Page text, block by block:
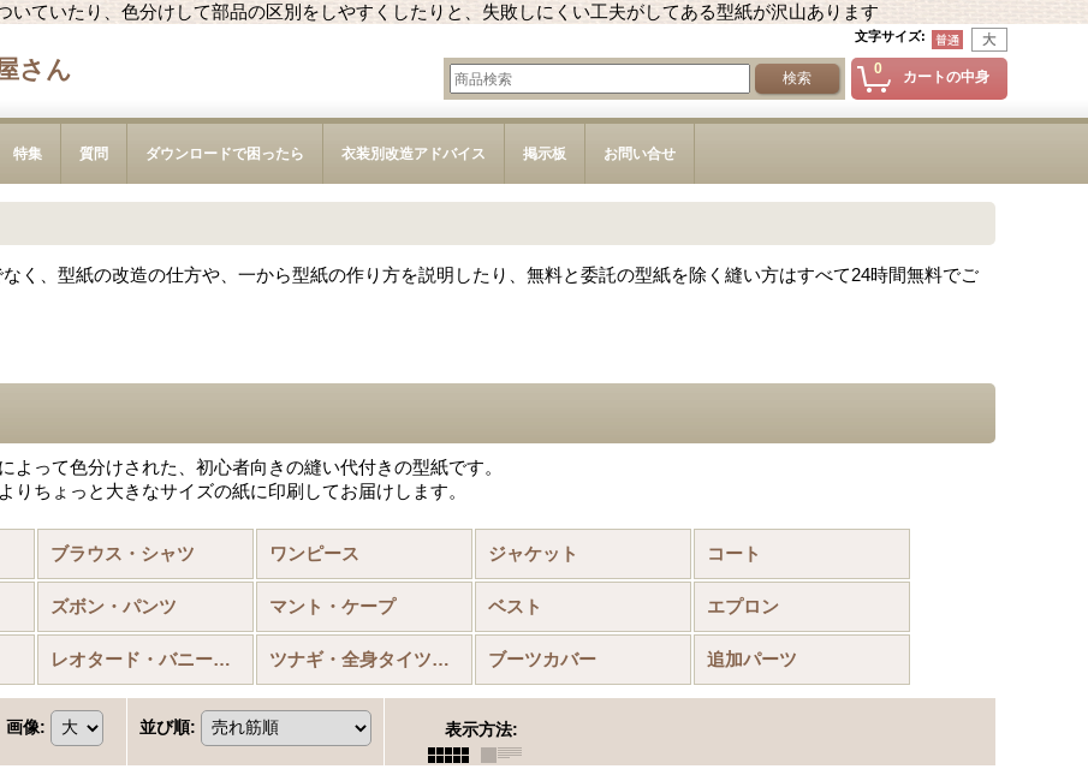
ていたり、色分けして部品の区別をしやすくしたりと、失敗しにくい工夫がしてある型紙が沢山あります
文字サイズ:
さん 0 カートの中身
特集 質問 ダウンロードで困ったら 衣装別改造アドバイス 掲示板 お問い合せ
く、型紙の改造の仕方や、一から型紙の作り方を説明したり、無料と委託の型紙を除く縫い方はすべて24時間無料でご
よって色分けされた、初心者向きの縫い代付きの型紙です。
りちょっと大きなサイズの紙に印刷してお届けします。
ブラウス・シャツ ワンピース ジャケット コート
ズボン・パンツ マント・ケープ ベスト エプロン
レオタード・バニースーツ ツナギ・全身タイツ・筋肉襦袢 ブーツカバー 追加パーツ
画像: 並び順: 表示方法: